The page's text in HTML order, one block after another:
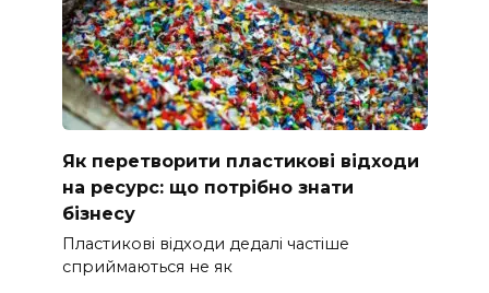
Як перетворити пластикові відходи
на ресурс: що потрібно знати
бізнесу
Пластикові відходи дедалі частіше
сприймаються не як